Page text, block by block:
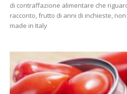
di contraffazione alimentare che
racconto, frutto di anni di inchieste,
made in Italy